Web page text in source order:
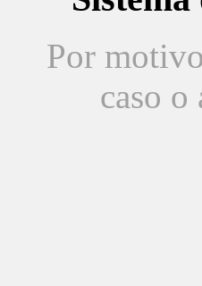
Por
caso o